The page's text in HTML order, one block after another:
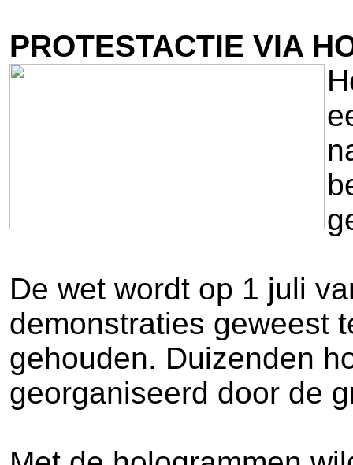
PROTESTACTIE VIA
De wet wordt op 1 juli
demonstraties geweest
gehouden. Duizenden
georganiseerd door de